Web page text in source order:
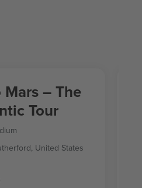
Mars – The
Tour
United States